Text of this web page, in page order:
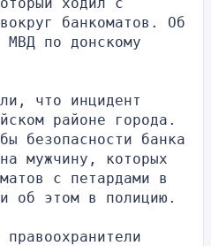
банкоматов. Об
по донскому
что инцидент
районе города.
безопасности банка
мужчину, которых
с петардами в
об этом в полицию.